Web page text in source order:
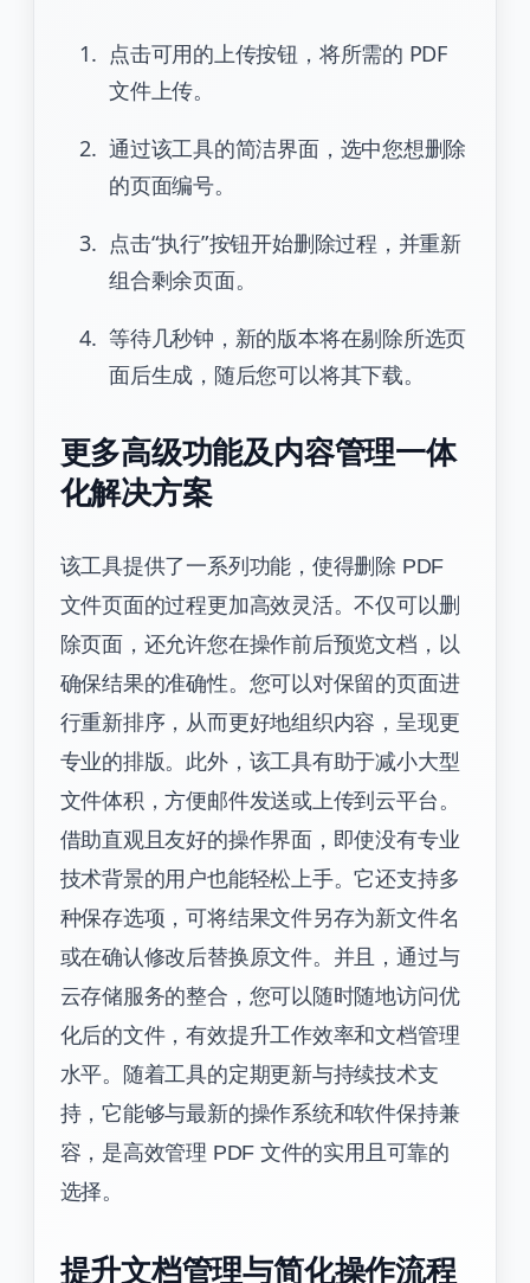
点击可用的上传按钮，将所需的 PDF
文件上传。
通过该工具的简洁界面，选中您想删除
的页面编号。
点击“执行”按钮开始删除过程，并重新
组合剩余页面。
等待几秒钟，新的版本将在剔除所选页
面后生成，随后您可以将其下载。
更多高级功能及内容管理一体
化解决方案
该工具提供了一系列功能，使得删除 PDF
文件页面的过程更加高效灵活。不仅可以删
除页面，还允许您在操作前后预览文档，以
确保结果的准确性。您可以对保留的页面进
行重新排序，从而更好地组织内容，呈现更
专业的排版。此外，该工具有助于减小大型
文件体积，方便邮件发送或上传到云平台。
借助直观且友好的操作界面，即使没有专业
技术背景的用户也能轻松上手。它还支持多
种保存选项，可将结果文件另存为新文件名
或在确认修改后替换原文件。并且，通过与
云存储服务的整合，您可以随时随地访问优
化后的文件，有效提升工作效率和文档管理
水平。随着工具的定期更新与持续技术支
持，它能够与最新的操作系统和软件保持兼
容，是高效管理 PDF 文件的实用且可靠的
选择。
提升文档管理与简化操作流程